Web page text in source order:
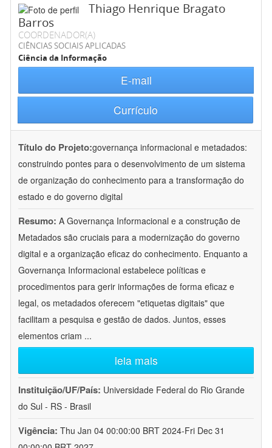
Thiago Henrique Bragato
Barros
COORDENADOR(A)
CIÊNCIAS SOCIAIS APLICADAS
Ciência da Informação
E-mail
Currículo
Título do Projeto:governança informacional e metadados:
construindo pontes para o desenvolvimento de um sistema
de organização do conhecimento para a transformação do
estado e do governo digital
Resumo: A Governança Informacional e a construção de
Metadados são cruciais para a modernização do governo
digital e a organização eficaz do conhecimento. Enquanto a
Governança Informacional estabelece políticas e
procedimentos para gerir informações de forma eficaz e
legal, os metadados oferecem "etiquetas digitais" que
facilitam a pesquisa e gestão de dados. Juntos, esses
elementos criam ...
leia mais
Instituição/UF/País: Universidade Federal do Rio Grande
do Sul - RS - Brasil
Vigência: Thu Jan 04 00:00:00 BRT 2024-Fri Dec 31